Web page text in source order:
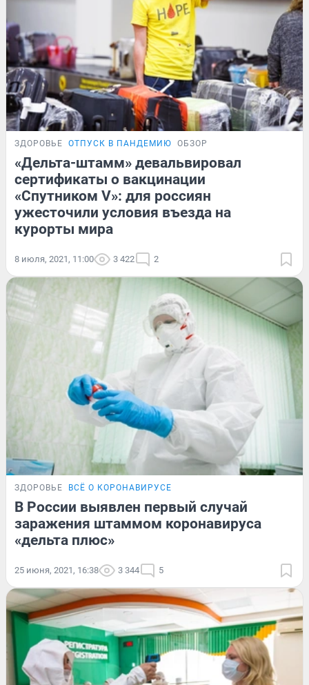
ЗДОРОВЬЕ ОТПУСК В ПАНДЕМИЮ ОБЗОР
«Дельта-штамм» девальвировал
сертификаты о вакцинации
«Спутником V»: для россиян
ужесточили условия въезда на
курорты мира
8 июля, 2021, 11:00 3 422 2
ЗДОРОВЬЕ ВСЁ О КОРОНАВИРУСЕ
В России выявлен первый случай
заражения штаммом коронавируса
«дельта плюс»
25 июня, 2021, 16:38 3 344 5